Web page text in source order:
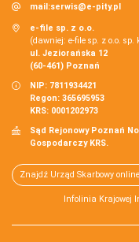
mail:serwis@e-pity.pl
e-file sp. z o.o.
(dawniej: e-file sp. z o.o. sp.
ul. Jeziorańska 12
(60-461) Poznań
NIP: 7811934421
Regon: 365695953
KRS: 0001202973
Sąd Rejonowy Poznań
Gospodarczy KRS.
Znajdź Urząd Skarbowy online
Infolinia Krajowej